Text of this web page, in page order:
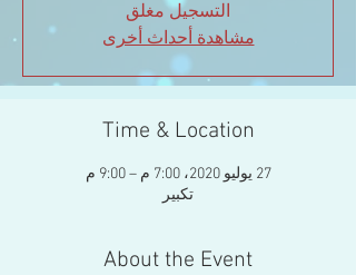
التسجيل مغلق
مشاهدة أحداث أخرى
Time & Location
27 يوليو 2020، 7:00 م – 9:00 م
تكبير
About the Event